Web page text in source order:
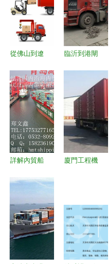
從佛山到遼
流企業如何
打通南北貨
物運輸通
道？
臨沂到港閘
公司 國內
貨物運輸代
理的專業之
選
詳解內貿船
輸的核心價
值
廈門工程機
路徑解析
應對超高大
型與超重運